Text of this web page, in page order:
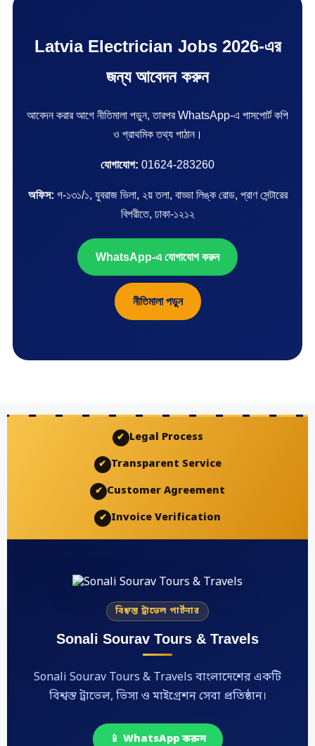
Latvia Electrician Jobs 2026-এর
জন্য আবেদন করুন
আবেদন করার আগে নীতিমালা পড়ুন, তারপর WhatsApp-এ পাসপোর্ট কপি
ও প্রাথমিক তথ্য পাঠান।
যোগাযোগ: 01624-283260
অফিস: গ-১৩১/১, যুবরাজ ভিলা, ২য় তলা, বাড্ডা লিঙ্ক রোড, প্রাণ সেন্টারের
বিপরীতে, ঢাকা-১২১২
WhatsApp-এ যোগাযোগ করুন
নীতিমালা পড়ুন
✔ Legal Process
✔ Transparent Service
✔ Customer Agreement
✔ Invoice Verification
বিশ্বস্ত ট্রাভেল পার্টনার
Sonali Sourav Tours & Travels
Sonali Sourav Tours & Travels বাংলাদেশের একটি
বিশ্বস্ত ট্রাভেল, ভিসা ও মাইগ্রেশন সেবা প্রতিষ্ঠান।
📱 WhatsApp করুন